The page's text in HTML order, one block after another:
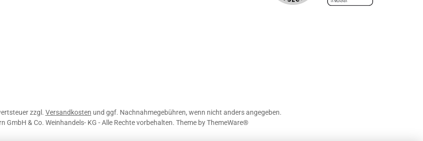
zzgl. Versandkosten und ggf. Nachnahmegebühren, wenn nicht anders angegeben.
GmbH & Co. Weinhandels- KG - Alle Rechte vorbehalten. Theme byThemeWare®